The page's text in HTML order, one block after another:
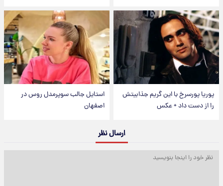
پوریا پورسرخ با این گریم جذابیتش
را از دست داد + عکس
استایل جالب سوپرمدل روس در
اصفهان
ارسال نظر